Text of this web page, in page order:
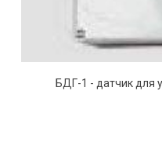
БДГ-1 - датчик для